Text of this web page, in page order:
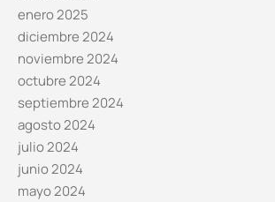
enero 2025
diciembre 2024
noviembre 2024
octubre 2024
septiembre 2024
agosto 2024
julio 2024
junio 2024
mayo 2024